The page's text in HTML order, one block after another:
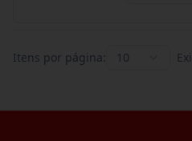
Itens por página: 10